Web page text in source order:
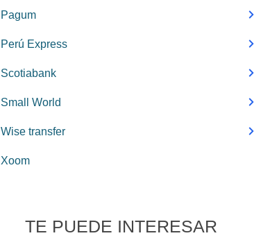
Pagum
Perú Express
Scotiabank
Small World
Wise transfer
Xoom
TE PUEDE INTERESAR